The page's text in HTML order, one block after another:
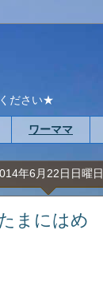
ださい★
ワーママ
年6月22日日曜日
まにはめ